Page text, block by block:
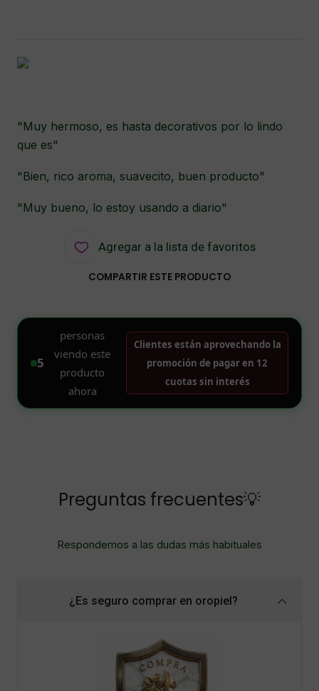
"Muy hermoso, es hasta decorativos por lo lindo
que es"
"Bien, rico aroma, suavecito, buen producto"
"Muy bueno, lo estoy usando a diario"
Agregar a la lista de favoritos
COMPARTIR ESTE PRODUCTO
Preguntas frecuentes💡
Respondemos a las dudas más habituales
¿Es seguro comprar en oropiel?